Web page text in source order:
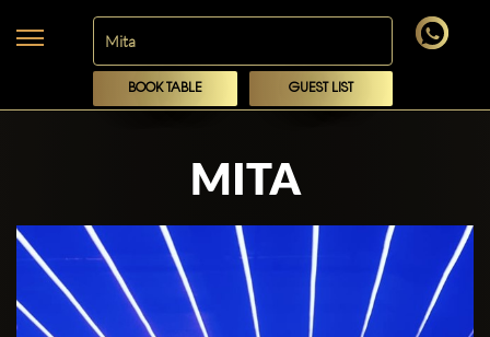
BOOK TABLE GUEST LIST
MITA